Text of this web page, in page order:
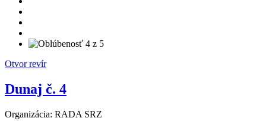
Otvor revír
Dunaj č. 4
Organizácia: RADA SRZ